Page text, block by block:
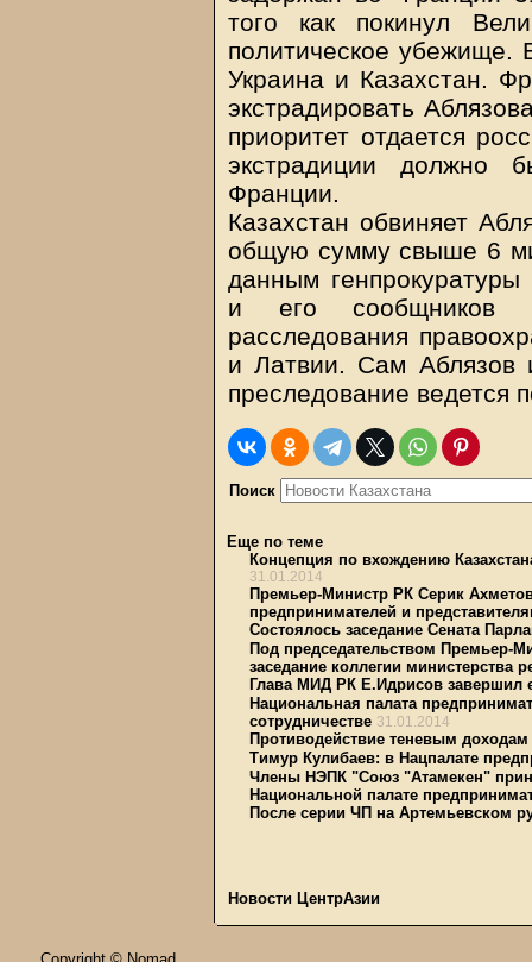
того как покинул
политическое убежище.
Украина и Казахстан.
экстрадировать
приоритет отдается
экстрадиции должно
Франции.
Казахстан обвиняет
общую сумму свыше 6
данным генпрокуратуры
и его сообщников
расследования
и Латвии. Сам Аблязов
преследование ведется
Поиск
Еще по теме
Концепция по вхождению
31.01.2014
Премьер-Министр РК Серик
предпринимателей и
Состоялось заседание Сената
Под председательством Премьер-
заседание коллегии министерства
Глава МИД РК Е.Идрисов завершил
Национальная палата
сотрудничестве 31.01.2014
Противодействие теневым
Тимур Кулибаев: в Нацпалате
Члены НЭПК "Союз "Атамекен"
Национальной палате
После серии ЧП на Артемьевском
Новости ЦентрАзии